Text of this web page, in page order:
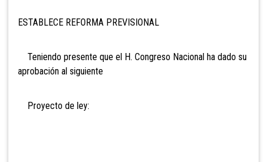
ESTABLECE REFORMA PREVISIONAL
Teniendo presente que el H. Congreso Nacional ha dado su
aprobación al siguiente
Proyecto de ley: